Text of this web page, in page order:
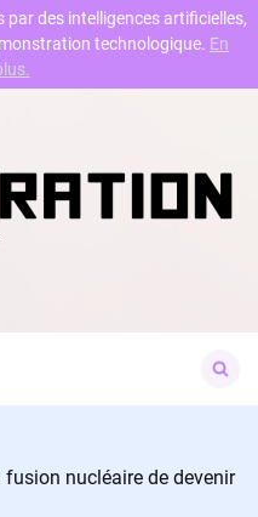
for:
fusion nucléaire de devenir
des intelligences artificielles,
technologique. En